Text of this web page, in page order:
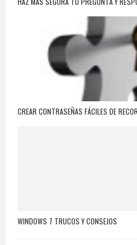
CREAR CONTRASEÑAS FÁCILES DE
WINDOWS 7 TRUCOS Y CONSEJOS